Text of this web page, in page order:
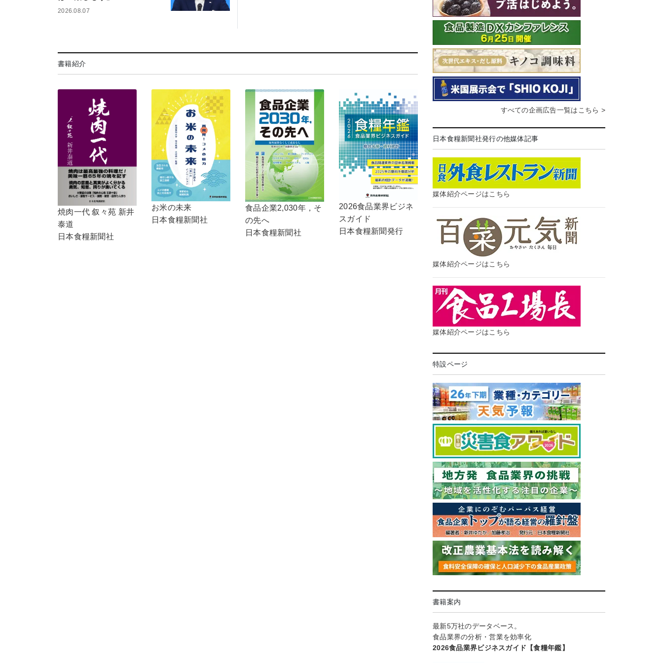
2026.08.07
書籍紹介
焼肉一代 叙々苑 新井
泰道
日本食糧新聞社
お米の未来
日本食糧新聞社
食品企業2,030年，そ
の先へ
日本食糧新聞社
2026食品業界ビジネ
スガイド
日本食糧新聞発行
すべての企画広告一覧はこちら >
日本食糧新聞社発行の他媒体記事
媒体紹介ページはこちら
媒体紹介ページはこちら
媒体紹介ページはこちら
特設ページ
書籍案内
最新5万社のデータベース。
食品業界の分析・営業を効率化
2026食品業界ビジネスガイド【食糧年鑑】